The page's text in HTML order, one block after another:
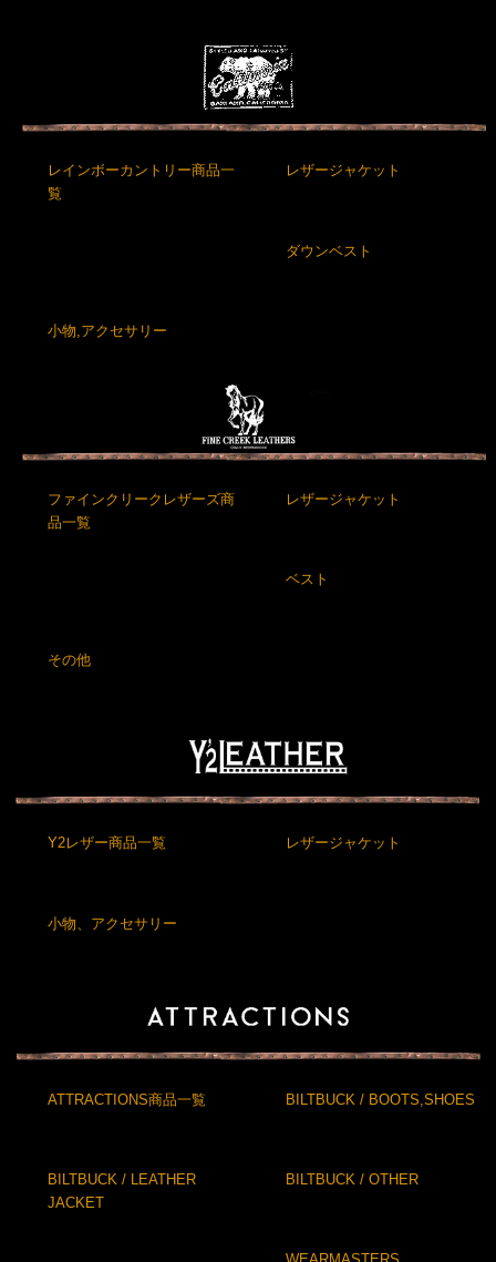
レインボーカントリー商品一
覧
レザージャケット
ダウンベスト
小物,アクセサリー
ファインクリークレザーズ商
品一覧
レザージャケット
ベスト
その他
Y2レザー商品一覧 レザージャケット
小物、アクセサリー
ATTRACTIONS商品一覧 BILTBUCK / BOOTS,SHOES
BILTBUCK / LEATHER
JACKET
BILTBUCK / OTHER